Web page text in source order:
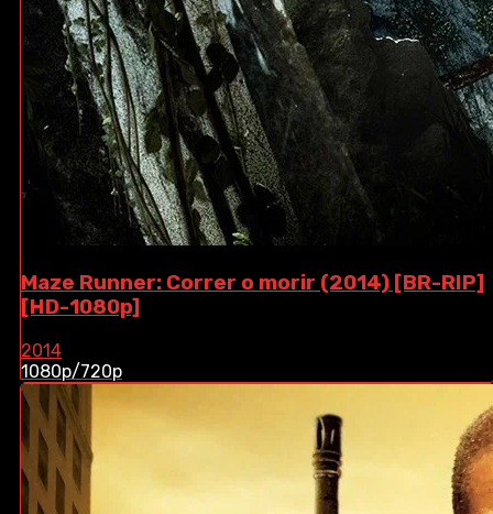
Maze Runner: Correr o morir (2014) [BR-RIP]
[HD-1080p]
2014
1080p/720p